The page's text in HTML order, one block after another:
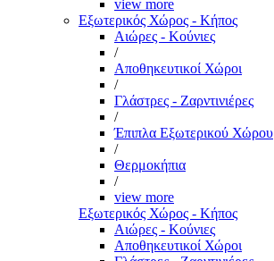
view more
Εξωτερικός Χώρος - Κήπος
Αιώρες - Κούνιες
/
Αποθηκευτικοί Χώροι
/
Γλάστρες - Ζαρντινιέρες
/
Έπιπλα Εξωτερικού Χώρου
/
Θερμοκήπια
/
view more
Εξωτερικός Χώρος - Κήπος
Αιώρες - Κούνιες
Αποθηκευτικοί Χώροι